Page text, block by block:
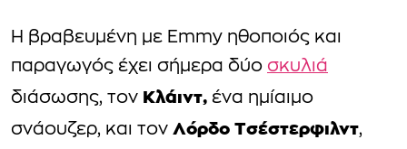
Η βραβευμένη με Emmy ηθοποιός και
παραγωγός έχει σήμερα δύο σκυλιά
διάσωσης, τον Κλάιντ, ένα ημίαιμο
σνάουζερ, και τον Λόρδο Τσέστερφιλντ,